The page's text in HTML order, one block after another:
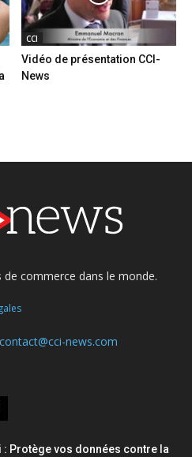
CCI
Vidéo de présentation CCI-
News
de commerce dans le monde.
contact@cci-news.com
: Protège vos données contre la